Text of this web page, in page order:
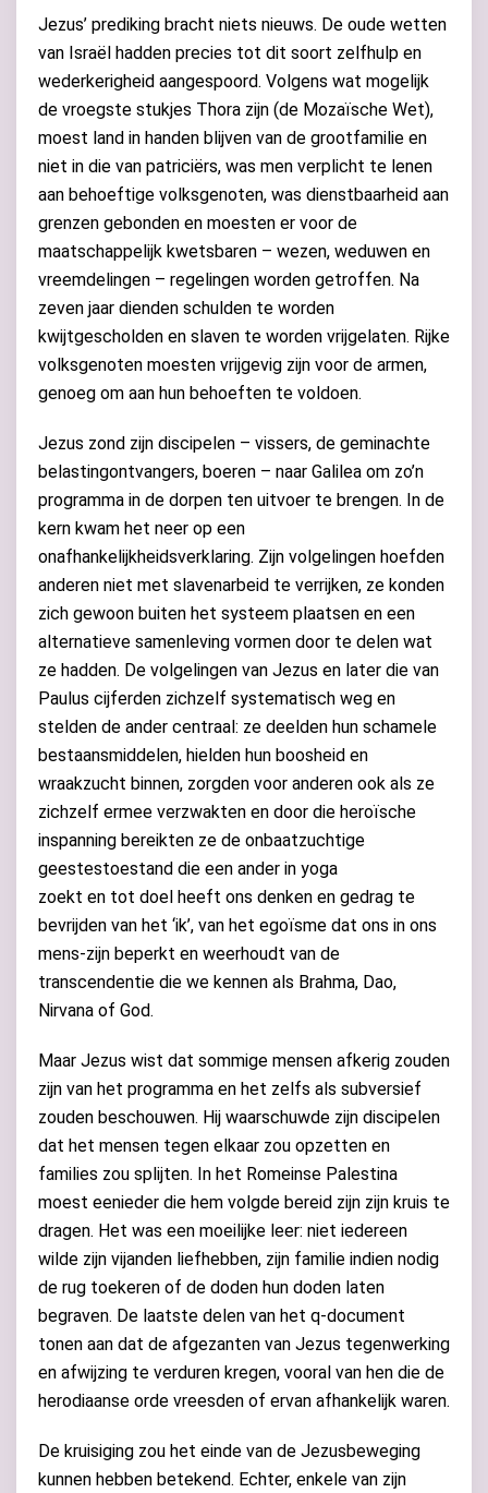
Jezus’ prediking bracht niets nieuws. De oude wetten
van Israël hadden precies tot dit soort zelfhulp en
wederkerigheid aangespoord. Volgens wat mogelijk
de vroegste stukjes Thora zijn (de Mozaïsche Wet),
moest land in handen blijven van de grootfamilie en
niet in die van patriciërs, was men verplicht te lenen
aan behoeftige volksgenoten, was dienstbaarheid aan
grenzen gebonden en moesten er voor de
maatschappelijk kwetsbaren – wezen, weduwen en
vreemdelingen – regelingen worden getroffen. Na
zeven jaar dienden schulden te worden
kwijtgescholden en slaven te worden vrijgelaten. Rijke
volksgenoten moesten vrijgevig zijn voor de armen,
genoeg om aan hun behoeften te voldoen.
Jezus zond zijn discipelen – vissers, de geminachte
belastingontvangers, boeren – naar Galilea om zo’n
programma in de dorpen ten uitvoer te brengen. In de
kern kwam het neer op een
onafhankelijkheidsverklaring. Zijn volgelingen hoefden
anderen niet met slavenarbeid te verrijken, ze konden
zich gewoon buiten het systeem plaatsen en een
alternatieve samenleving vormen door te delen wat
ze hadden. De volgelingen van Jezus en later die van
Paulus cijferden zichzelf systematisch weg en
stelden de ander centraal: ze deelden hun schamele
bestaansmiddelen, hielden hun boosheid en
wraakzucht binnen, zorgden voor anderen ook als ze
zichzelf ermee verzwakten en door die heroïsche
inspanning bereikten ze de onbaatzuchtige
geestestoestand die een ander in yoga
zoekt en tot doel heeft ons denken en gedrag te
bevrijden van het ‘ik’, van het egoïsme dat ons in ons
mens-zijn beperkt en weerhoudt van de
transcendentie die we kennen als Brahma, Dao,
Nirvana of God.
Maar Jezus wist dat sommige mensen afkerig zouden
zijn van het programma en het zelfs als subversief
zouden beschouwen. Hij waarschuwde zijn discipelen
dat het mensen tegen elkaar zou opzetten en
families zou splijten. In het Romeinse Palestina
moest eenieder die hem volgde bereid zijn zijn kruis te
dragen. Het was een moeilijke leer: niet iedereen
wilde zijn vijanden liefhebben, zijn familie indien nodig
de rug toekeren of de doden hun doden laten
begraven. De laatste delen van het q-document
tonen aan dat de afgezanten van Jezus tegenwerking
en afwijzing te verduren kregen, vooral van hen die de
herodiaanse orde vreesden of ervan afhankelijk waren.
De kruisiging zou het einde van de Jezusbeweging
kunnen hebben betekend. Echter, enkele van zijn